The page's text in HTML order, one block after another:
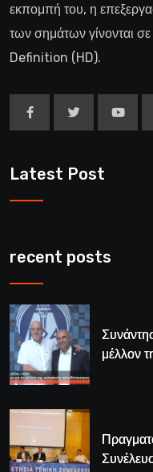
εκπομπή του, η
των σημάτων γίνονται
Definition (HD).
Latest Post
recent posts
μέλλον